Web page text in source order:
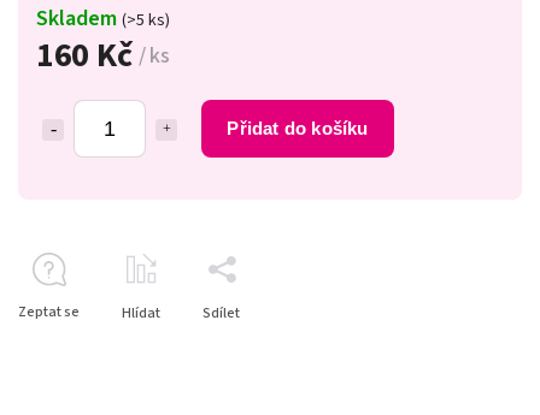
160 Kč / ks
Přidat do košíku
Skladem (>5 ks)
Zeptat se Hlídat Sdílet